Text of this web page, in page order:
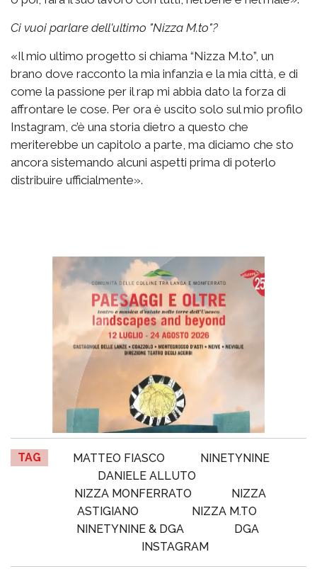
Ci vuoi parlare dell'ultimo "Nizza M.to"?
«Il mio ultimo progetto si chiama “Nizza M.to”, un
brano dove racconto la mia infanzia e la mia città, e di
come la passione per il rap mi abbia dato la forza di
affrontare le cose. Per ora è uscito solo sul mio profilo
Instagram, c’è una storia dietro a questo che
meriterebbe un capitolo a parte, ma diciamo che sto
ancora sistemando alcuni aspetti prima di poterlo
distribuire ufficialmente».
TAG MATTEO FIASCO
NINETYNINE
DANIELE ALLUTO
NIZZA MONFERRATO
NIZZA
ASTIGIANO
NIZZA M.TO
NINETYNINE & DGA
DGA
INSTAGRAM